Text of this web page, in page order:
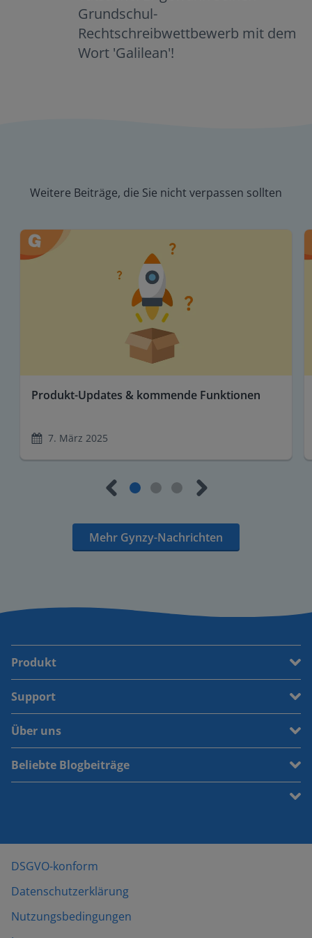
Grundschul-
Rechtschreibwettbewerb mit dem
Wort 'Galilean'!
Weitere Beiträge, die Sie nicht verpassen sollten
Produkt-Updates & kommende Funktionen
7. März 2025
Mehr Gynzy-Nachrichten
Produkt
Support
Über uns
Beliebte Blogbeiträge
DSGVO-konform
Datenschutzerklärung
Nutzungsbedingungen